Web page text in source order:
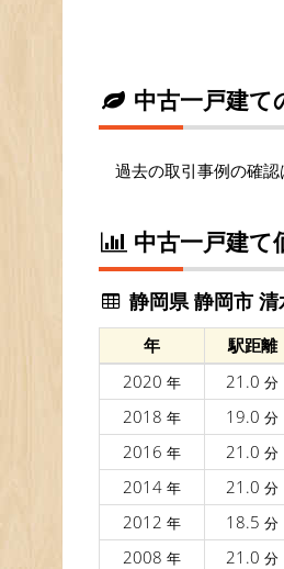
中古一戸建て
過去の取引事例の確認
中古一戸建て
静岡県 静岡市
年 駅距離
2020 年 21.0 分
2018 年 19.0 分
2016 年 21.0 分
2014 年 21.0 分
2012 年 18.5 分
2008 年 21.0 分